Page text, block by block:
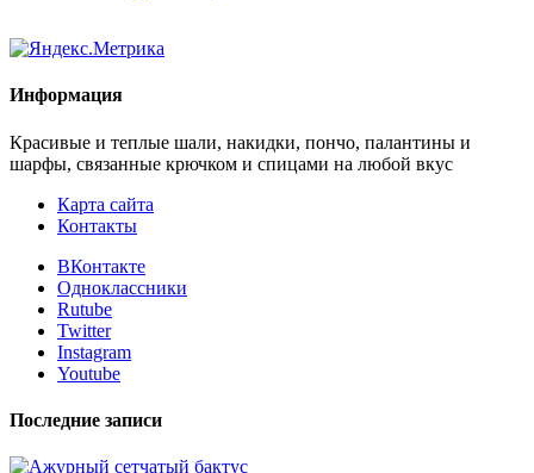
Информация
Красивые и теплые шали, накидки, пончо, палантины и
шарфы, связанные крючком и спицами на любой вкус
Карта сайта
Контакты
ВКонтакте
Одноклассники
Rutube
Twitter
Instagram
Youtube
Последние записи